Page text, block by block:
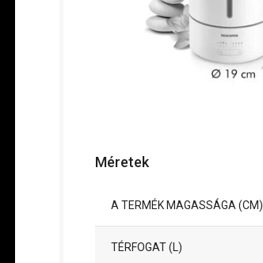
Méretek
A TERMÉK MAGASSÁGA (CM)
TÉRFOGAT (L)